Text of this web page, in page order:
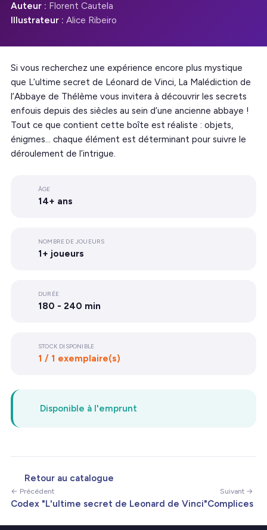
Auteur : Florent Cautela
Illustrateur : Alice Ribeiro
Si vous recherchez une expérience encore plus mystique
que L’ultime secret de Léonard de Vinci, La Malédiction de
l’Abbaye de Thélème vous invitera à découvrir les secrets
enfouis depuis des siècles au sein d’une ancienne abbaye !
Tout ce que contient cette boîte est réaliste : objets,
énigmes… chaque élément est déterminant pour suivre le
déroulement de l’intrigue.
ÂGE
14+ ans
NOMBRE DE JOUEURS
1+ joueurs
DURÉE
180 - 240 min
STOCK DISPONIBLE
1 / 1 exemplaire(s)
Disponible à l'emprunt
Retour au catalogue
← Précédent
Codex "L'ultime secret de Leonard de Vinci"
Suivant →
Complices